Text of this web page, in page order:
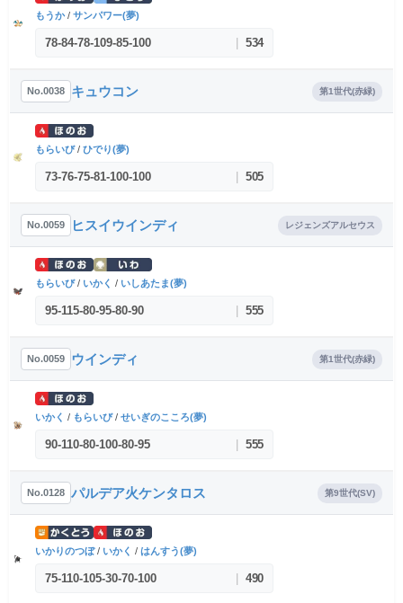
もうか/ サンパワー(夢)
78-84-78-109-85-100 534
No.0038 キュウコン 第1世代(赤緑)
もらいび/ ひでり(夢)
73-76-75-81-100-100 505
No.0059 ヒスイウインディ レジェンズアルセウス
もらいび/ いかく / いしあたま(夢)
95-115-80-95-80-90 555
No.0059 ウインディ 第1世代(赤緑)
いかく / もらいび/ せいぎのこころ(夢)
90-110-80-100-80-95 555
No.0128 パルデア火ケンタロス 第9世代(SV)
いかりのつぼ/ いかく / はんすう(夢)
75-110-105-30-70-100 490